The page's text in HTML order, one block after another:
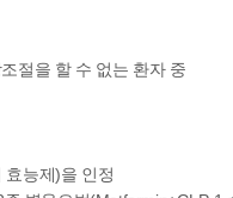
절을 할 수 없는 환자 중
능제)을 인정